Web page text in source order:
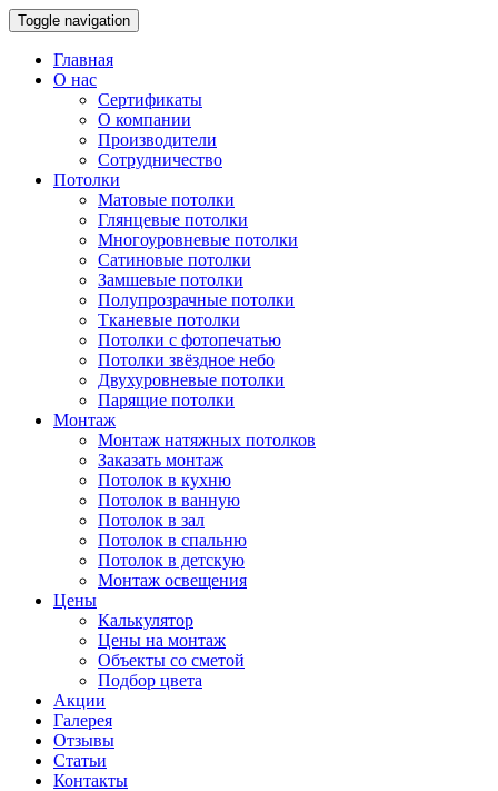
Toggle navigation
Главная
О нас
Сертификаты
О компании
Производители
Сотрудничество
Потолки
Матовые потолки
Глянцевые потолки
Многоуровневые потолки
Сатиновые потолки
Замшевые потолки
Полупрозрачные потолки
Тканевые потолки
Потолки с фотопечатью
Потолки звёздное небо
Двухуровневые потолки
Парящие потолки
Монтаж
Монтаж натяжных потолков
Заказать монтаж
Потолок в кухню
Потолок в ванную
Потолок в зал
Потолок в спальню
Потолок в детскую
Монтаж освещения
Цены
Калькулятор
Цены на монтаж
Объекты со сметой
Подбор цвета
Акции
Галерея
Отзывы
Статьи
Контакты